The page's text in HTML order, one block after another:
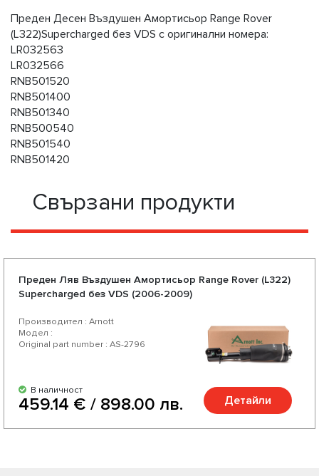
Предeн Десен Въздушен Амортисьор Range Rover
(L322)Supercharged без VDS с оригинални номера:
LR032563
LR032566
RNB501520
RNB501400
RNB501340
RNB500540
RNB501540
RNB501420
Свързани продукти
Предeн Ляв Въздушен Амортисьор Range Rover (L322)
Supercharged без VDS (2006-2009)
Производител : Arnott
Модел :
Original part number : AS-2796
В наличност
459.14 € / 898.00 лв. Детайли